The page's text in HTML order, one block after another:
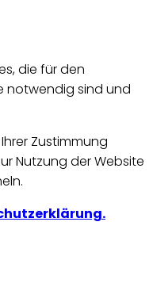
die für den
notwendig sind und
Zustimmung
Nutzung der Website